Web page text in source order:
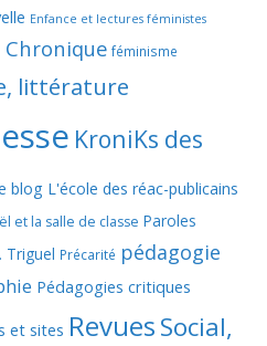
Enfance et lectures féministes
Chronique féminisme
littérature
KroniKs des
blog L'école des réac-publicains
et la salle de classe Paroles
Triguel Précarité pédagogie
Pédagogies critiques
et sites RevuesSocial,